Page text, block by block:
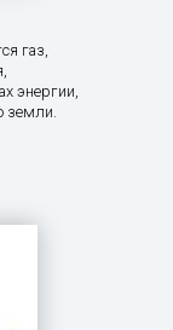
газ,
энергии,
земли.